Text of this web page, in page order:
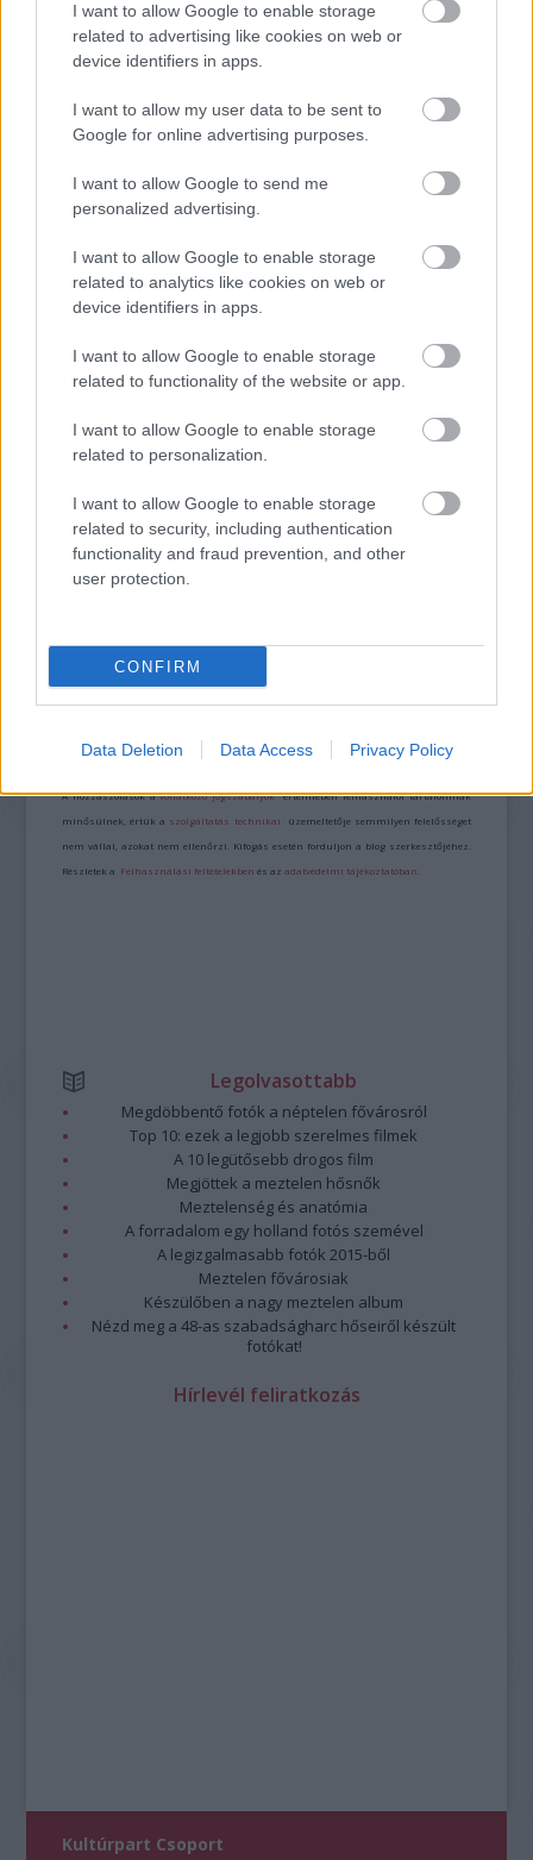
I want to allow Google to enable storage
related to advertising like cookies on web or
device identifiers in apps.
I want to allow my user data to be sent to
Google for online advertising purposes.
I want to allow Google to send me
personalized advertising.
I want to allow Google to enable storage
related to analytics like cookies on web or
device identifiers in apps.
I want to allow Google to enable storage
related to functionality of the website or app.
I want to allow Google to enable storage
related to personalization.
I want to allow Google to enable storage
related to security, including authentication
functionality and fraud prevention, and other
user protection.
CONFIRM
Data Deletion Data Access Privacy Policy
MELYBEN A BUDAPEST SCORING ORCHESTRA IS
KÖZREMŰKÖDÖTT
https://kulturpart.hu/api/trackback/id/7871728
A hozzászólások avonatkozó jogszabályokértelmében felhasználói tartalomnak
minősülnek, értük a szolgáltatás technikai üzemeltetője semmilyen felelősséget
nem vállal, azokat nem ellenőrzi. Kifogás esetén forduljon a blog szerkesztőjéhez.
Részletek a Felhasználási feltételekben és azadatvédelmi tájékoztatóban
Legolvasottabb
Megdöbbentő fotók a néptelen fővárosról
Top 10: ezek a legjobb szerelmes filmek
A 10 legütősebb drogos film
Megjöttek a meztelen hősnők
Meztelenség és anatómia
A forradalom egy holland fotós szemével
A legizgalmasabb fotók 2015-ből
Meztelen fővárosiak
Készülőben a nagy meztelen album
Nézd meg a 48-as szabadságharc hőseiről készült
fotókat!
Hírlevél feliratkozás
Kultúrpart Csoport